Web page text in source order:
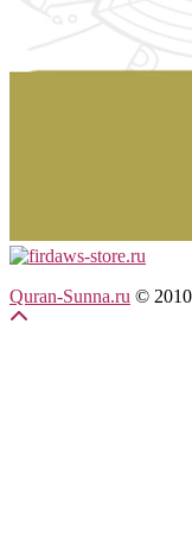
Quran-Sunna.ru ©